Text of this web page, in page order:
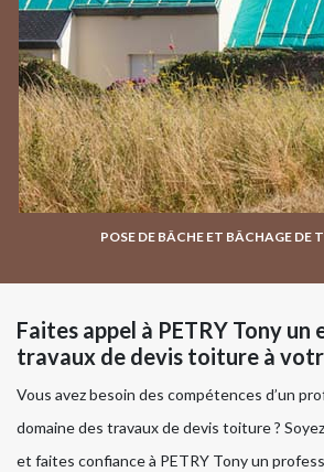
POSE DE BÂCHE ET BÂCHAGE DE
Faites appel à PETRY Tony un
travaux de devis toiture à
Vous avez besoin des compétences d’un
domaine des travaux de devis toiture ?
et faites confiance à PETRY Tony un